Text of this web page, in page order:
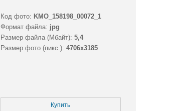
Код фото: KMO_158198_00072_1
Формат файла: jpg
Размер файла (Мбайт): 5,4
Размер фото (пикс.): 4706x3185
Купить